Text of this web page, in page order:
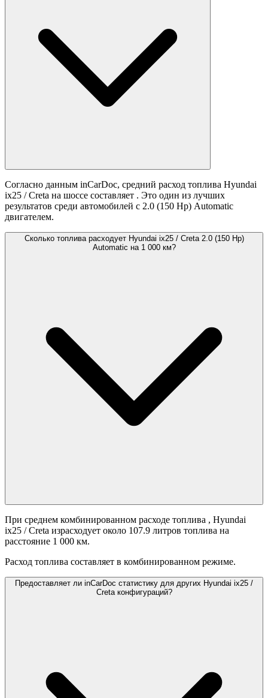
Согласно данным inCarDoc, средний расход топлива Hyundai
ix25 / Creta на шоссе составляет . Это один из лучших
результатов среди автомобилей с 2.0 (150 Hp) Automatic
двигателем.
Сколько топлива расходует Hyundai ix25 / Creta 2.0 (150 Hp)
Automatic на 1 000 км?
При среднем комбинированном расходе топлива , Hyundai
ix25 / Creta израсходует около 107.9 литров топлива на
расстояние 1 000 км.
Расход топлива составляет в комбинированном режиме.
Предоставляет ли inCarDoc статистику для других Hyundai ix25 /
Creta конфигураций?